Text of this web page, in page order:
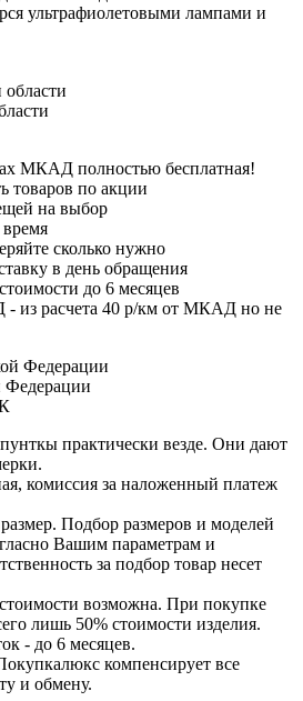
ультрафиолетовыми лампами и
МКАД полностью бесплатная!
товаров по акции
на выбор
сколько нужно
в день обращения
до 6 месяцев
- из расчета 40 р/км от МКАД но не
Федерации
практически везде. Они дают
комиссия за наложенный платеж
Подбор размеров и моделей
Вашим параметрам и
за подбор товар несет
возможна. При покупке
лишь 50% стоимости изделия.
- до 6 месяцев.
компенсирует все
и обмену.